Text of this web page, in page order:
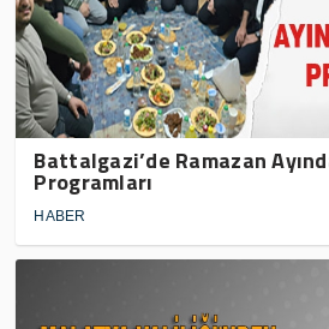
Battalgazi’de Ramazan
Programları
HABER